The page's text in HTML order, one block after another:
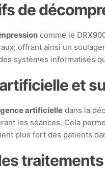
de
comme le
offrant ainsi un
systèmes informatisés
et
artificielle dans la
les séances. Cela
plus fort des patients